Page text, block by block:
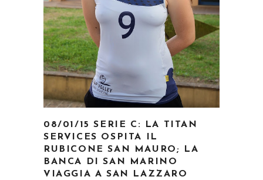
08/01/15 SERIE C: LA TITAN
SERVICES OSPITA IL
RUBICONE SAN MAURO; LA
BANCA DI SAN MARINO
VIAGGIA A SAN LAZZARO